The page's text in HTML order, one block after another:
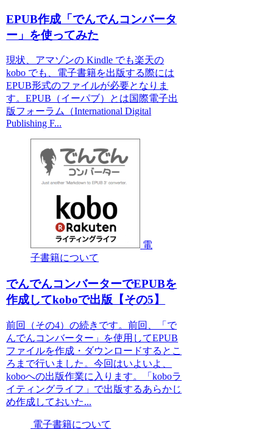
EPUB作成「でんでんコンバータ
ー」を使ってみた
現状、アマゾンの Kindle でも楽天の
kobo でも、電子書籍を出版する際には
EPUB形式のファイルが必要となりま
す。EPUB（イーパブ）とは国際電子出
版フォーラム（International Digital
Publishing F...
電
子書籍について
でんでんコンバーターでEPUBを
作成してkoboで出版【その5】
前回（その4）の続きです。前回、「で
んでんコンバーター」を使用してEPUB
ファイルを作成・ダウンロードするとこ
ろまで行いました。今回はいよいよ、
koboへの出版作業に入ります。「koboラ
イティングライフ」で出版するあらかじ
め作成しておいた...
電子書籍について